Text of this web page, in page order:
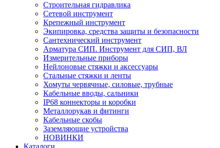
Строительная гидравлика
Сетевой инструмент
Крепежный инструмент
Экипировка, средства защиты и безопасности
Сантехнический инструмент
Арматура СИП. Инструмент для СИП, ВЛ
Измерительные приборы
Нейлоновые стяжки и аксессуары
Стальные стяжки и ленты
Хомуты червячные, силовые, трубные
Кабельные вводы, сальники
IP68 коннекторы и коробки
Металлорукав и фитинги
Кабельные скобы
Заземляющие устройства
НОВИНКИ
Каталоги